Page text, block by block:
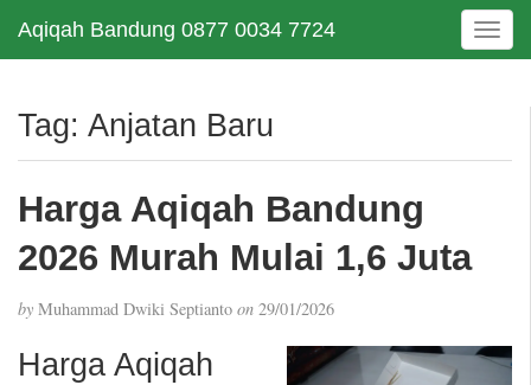
Aqiqah Bandung 0877 0034 7724
T
o
e
t
Tag: Anjatan Baru
Harga Aqiqah Bandung
2026 Murah Mulai 1,6 Juta
by Muhammad Dwiki Septianto on 29/01/2026
Harga Aqiqah